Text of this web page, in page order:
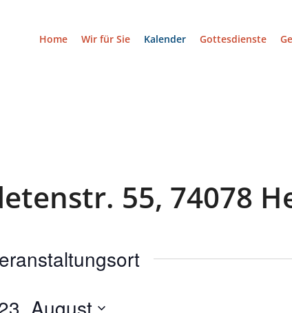
Home Wir für Sie Kalender Gottesdienste
55, 74078
August